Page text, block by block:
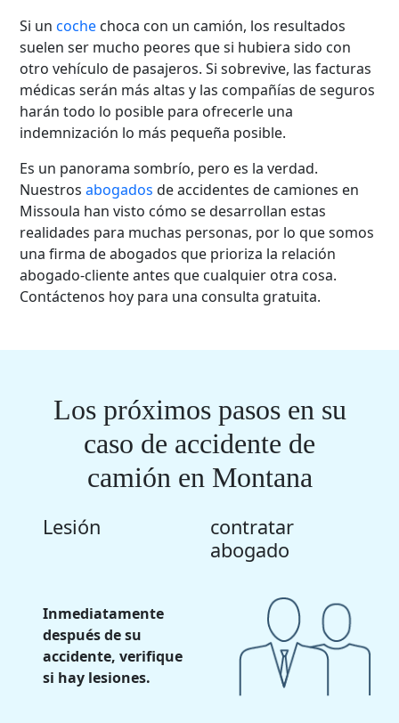
Si uncoche choca con un camión, los resultados
suelen ser mucho peores que si hubiera sido con
otro vehículo de pasajeros. Si sobrevive, las facturas
médicas serán más altas y las compañías de seguros
harán todo lo posible para ofrecerle una
indemnización lo más pequeña posible.
Es un panorama sombrío, pero es la verdad.
Nuestrosabogados de accidentes de camiones en
Missoula han visto cómo se desarrollan estas
realidades para muchas personas, por lo que somos
una firma de abogados que prioriza la relación
abogado-cliente antes que cualquier otra cosa.
Contáctenos hoy para una consulta gratuita.
Los próximos pasos en su
caso de accidente de
camión en Montana
Lesión
Inmediatamente
después de su
accidente, verifique
si hay lesiones.
contratar
abogado